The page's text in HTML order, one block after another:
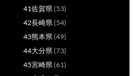
41佐賀県(53)
42長崎県(54)
43熊本県(49)
44大分県(73)
45宮崎県(61)